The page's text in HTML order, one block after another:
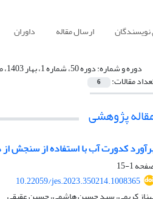
نویسندگان ارسال مقاله داوران
دوره و شماره:دوره 50، شماره 1، بهار 1403، صفحه 1-110
مقالات: 6
پژوهشی
کدورت آب با استفاده از سنجش
1-15
10.22059/jes.2023.350214.1008365